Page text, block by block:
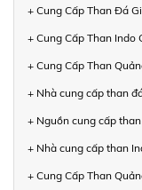
+ Cung Cấp Than Đá
+ Cung Cấp Than Indo
+ Cung Cấp Than
+ Nhà cung cấp than
+ Nguồn cung cấp
+ Nhà cung cấp than
+ Cung Cấp Than